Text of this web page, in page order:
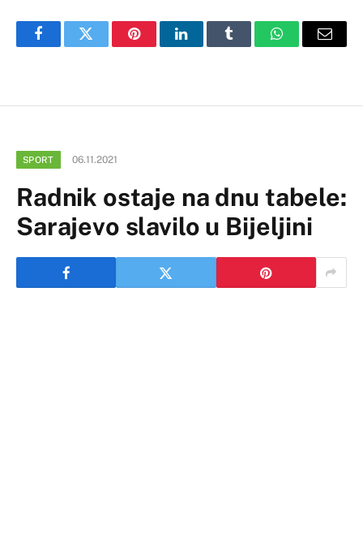
FacebookTwitter PinterestLinkedInTumblr WhatsAppEmail
SPORT 06.11.2021
Radnik ostaje na dnu tabele:
Sarajevo slavilo u Bijeljini